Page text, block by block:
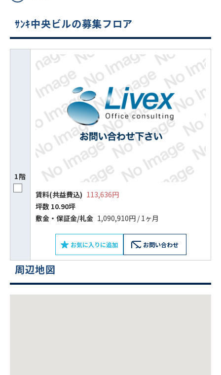
ｻﾝｷ中央ビルの募集フロア
1階
賃料(共益費込) 113,636円
坪数 10.90坪
敷⾦‧保証⾦/礼⾦ 1,090,910円 / 1ヶ月
お気に入りに追加 お問い合わせ
周辺地図